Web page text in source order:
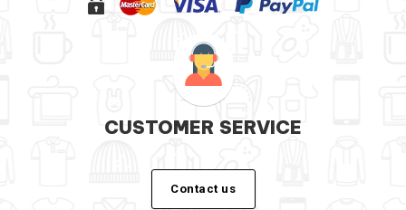
CUSTOMER SERVICE
Contact us